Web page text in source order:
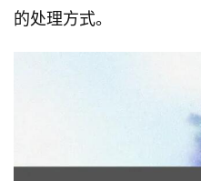
的处理方式。